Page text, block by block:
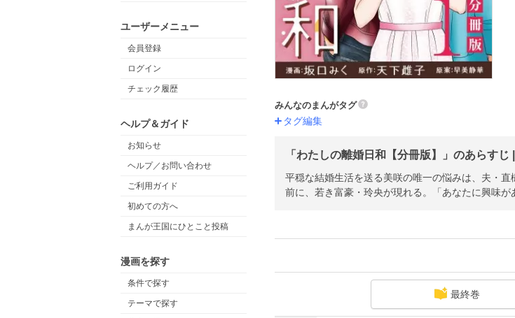
ユーザーメニュー
会員登録
ログイン
チェック履歴
ヘルプ＆ガイド
お知らせ
ヘルプ／お問い合わせ
ご利用ガイド
初めての方へ
まんが王国にひとこと投稿
漫画を探す
条件で探す
テーマで探す
みんなのまんがタグ
タグ編集
「わたしの離婚日和【分冊版】」のあらすじ
平穏な結婚生活を送る美咲の唯一の悩みは、夫・
前に、若き富豪・玲央が現れる。「あなたに興味
最終巻